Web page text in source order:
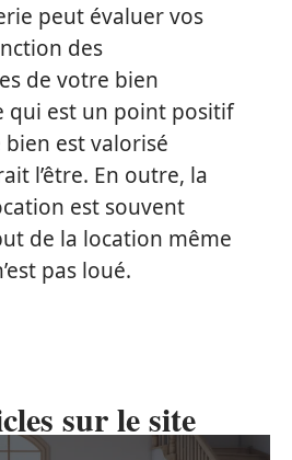
peut évaluer vos
des
de votre bien
qui est un point positif
est valorisé
l’être. En outre, la
est souvent
de la location même
pas loué.
sur le site